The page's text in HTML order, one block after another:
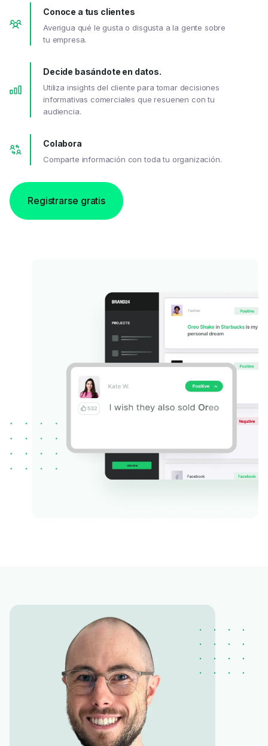
Conoce a tus clientes
Averigua qué le gusta o disgusta a la gente sobre
tu empresa.
Decide basándote en datos.
Utiliza insights del cliente para tomar decisiones
informativas comerciales que resuenen con tu
audiencia.
Colabora
Comparte información con toda tu organización.
Registrarse gratis